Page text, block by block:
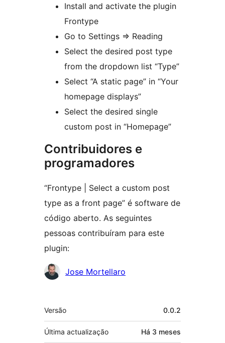
Install and activate the plugin
Frontype
Go to Settings => Reading
Select the desired post type
from the dropdown list “Type”
Select “A static page” in “Your
homepage displays”
Select the desired single
custom post in “Homepage”
Contribuidores e
programadores
“Frontype | Select a custom post
type as a front page” é software de
código aberto. As seguintes
pessoas contribuíram para este
plugin:
Contribuidores
Jose Mortellaro
Metadados
Versão 0.0.2
Última actualização Há 3 meses